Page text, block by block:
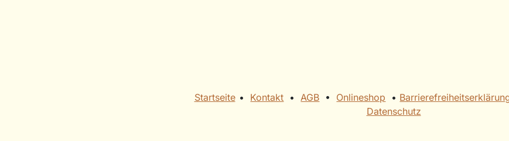
Startseite • ​ Kontakt •AGB • ​ Onlineshop • ​
Datenschutz